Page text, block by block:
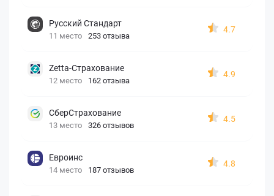
Русский Стандарт
11 место 253 отзыва
4.7
Zetta-Страхование
12 место 162 отзыва
4.9
СберСтрахование
13 место 326 отзывов
4.5
Евроинс
14 место 187 отзывов
4.8